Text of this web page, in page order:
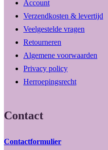
Account
Verzendkosten & levertijd
Veelgestelde vragen
Retourneren
Algemene voorwaarden
Privacy policy
Herroepingsrecht
Contact
Contactformulier